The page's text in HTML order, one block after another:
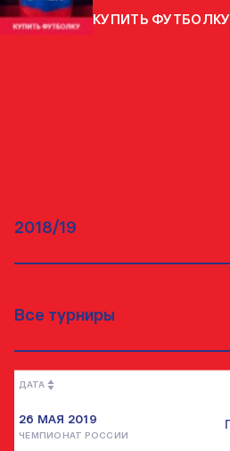
КУПИТЬ ФУТБОЛКУ
ДАТА
26 МАЯ 2019
ЧЕМПИОНАТ РОССИИ